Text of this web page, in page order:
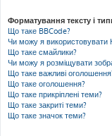
Форматування тексту і
Що таке BBCode?
Чи можу я використовувати
Що таке смайлики?
Чи можу я розміщувати
Що таке важливі
Що таке оголошення?
Що таке прикріплені теми?
Що таке закриті теми?
Що таке значок теми?